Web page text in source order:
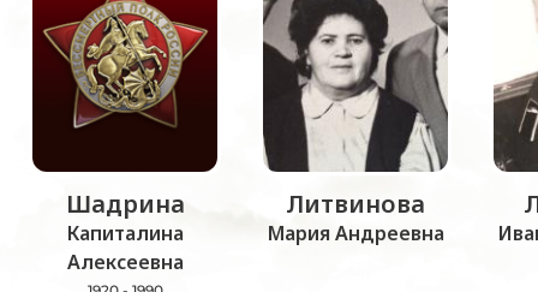
Шадрина
Капиталина
Алексеевна
Литвинова
Мария Андреевна